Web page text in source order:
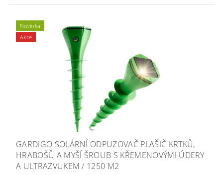
Novinka
Akce
GARDIGO SOLÁRNÍ ODPUZOVAČ PLAŠIČ KRTKŮ,
HRABOŠŮ A MYŠÍ ŠROUB S KŘEMENOVÝMI ÚDERY
A ULTRAZVUKEM / 1250 M2